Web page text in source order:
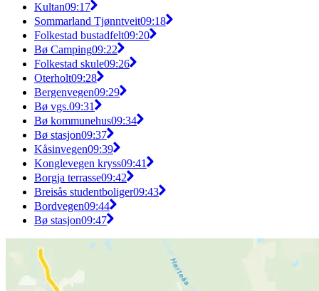
Kultan09:17
Sommarland Tjønntveit09:18
Folkestad bustadfelt09:20
Bø Camping09:22
Folkestad skule09:26
Oterholt09:28
Bergenvegen09:29
Bø vgs.09:31
Bø kommunehus09:34
Bø stasjon09:37
Kåsinvegen09:39
Konglevegen kryss09:41
Borgja terrasse09:42
Breisås studentboliger09:43
Bordvegen09:44
Bø stasjon09:47